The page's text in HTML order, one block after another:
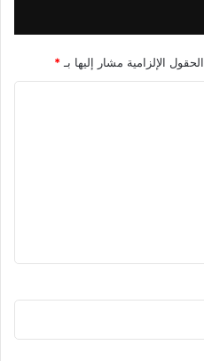
الحقول الإلزامية مشار إليها بـ*